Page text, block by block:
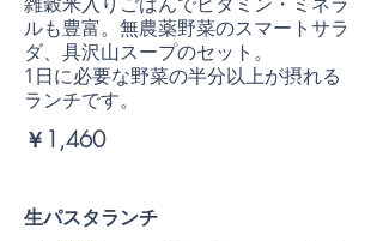
ルも豊富。無農薬野菜のスマートサラ
ダ、具沢山スープのセット。
1日に必要な野菜の半分以上が摂れる
ランチです。
￥1,460
生パスタランチ